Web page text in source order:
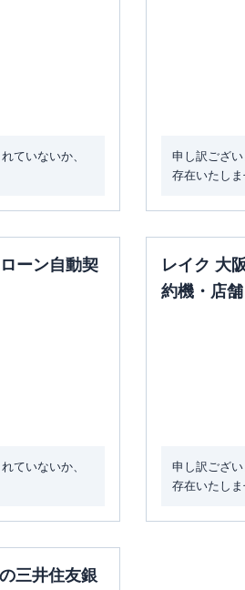
ていないか、
申し訳ござ
存在いたしま
ーン自動契
ていないか、
レイク 大
約機・店
申し訳ござ
存在いたしま
三井住友銀